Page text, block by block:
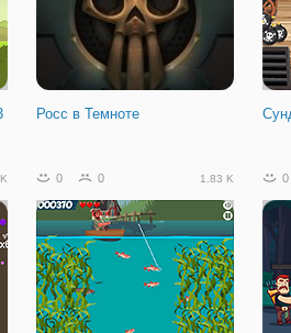
Росс в Темноте
0 0 1.83 K 0